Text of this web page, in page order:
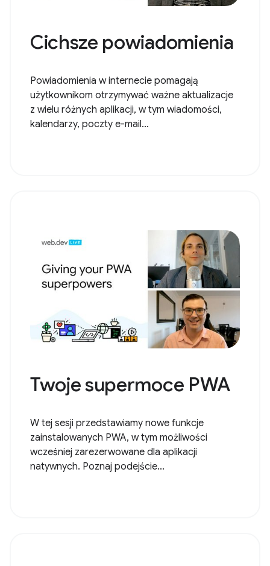
Cichsze powiadomienia
Powiadomienia w internecie pomagają
użytkownikom otrzymywać ważne aktualizacje
z wielu różnych aplikacji, w tym wiadomości,
kalendarzy, poczty e-mail...
Twoje supermoce PWA
W tej sesji przedstawiamy nowe funkcje
zainstalowanych PWA, w tym możliwości
wcześniej zarezerwowane dla aplikacji
natywnych. Poznaj podejście...